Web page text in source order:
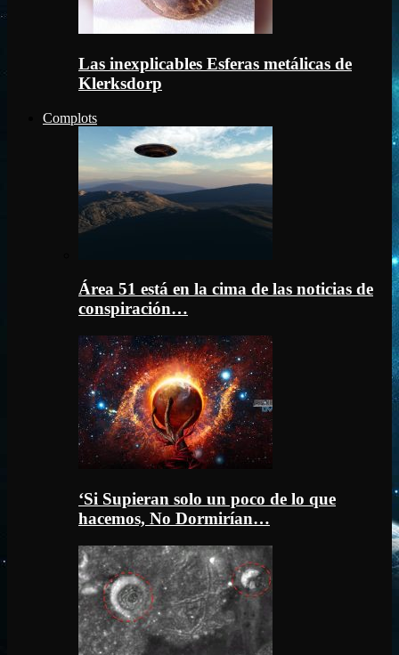
Las inexplicables Esferas metálicas de
Klerksdorp
Complots
Área 51 está en la cima de las noticias de
conspiración…
‘Si Supieran solo un poco de lo que
hacemos, No Dormirían…